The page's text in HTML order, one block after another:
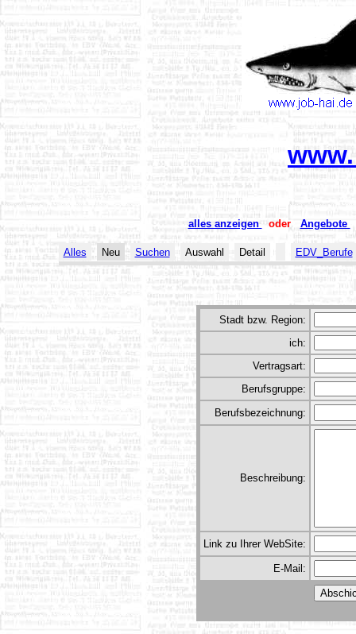
alles anzeigen oder Angebote
Alles Neu Suchen Auswahl Detail EDV_Berufe
Stadt bzw. Region:
ich:
Vertragsart:
Berufsgruppe:
Berufsbezeichnung:
Beschreibung:
Link zu Ihrer WebSite:
E-Mail: